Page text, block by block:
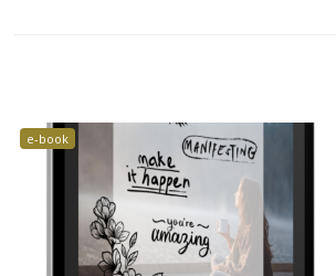
e-book